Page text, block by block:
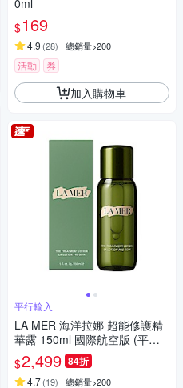
0ml
$169
4.9 (28) 總銷量>200
活動 券
加入購物車
平行輸入
LA MER 海洋拉娜 超能修護精
華露 150ml 國際航空版 (平行
輸入)
$2,499 84折
4.7(19) 總銷量>200